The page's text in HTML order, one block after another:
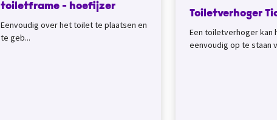
toiletframe - hoefijzer
Eenvoudig over het toilet te plaatsen en
te geb...
Toiletverhoger
Een toiletverhoger kan
eenvoudig op te staan